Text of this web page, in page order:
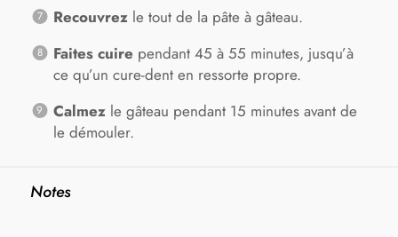
Recouvrezle tout de la pâte à gâteau.
Faites cuire pendant 45 à 55 minutes, jusqu’à
ce qu’un cure-dent en ressorte propre.
Calmezle gâteau pendant 15 minutes avant de
le démouler.
Notes